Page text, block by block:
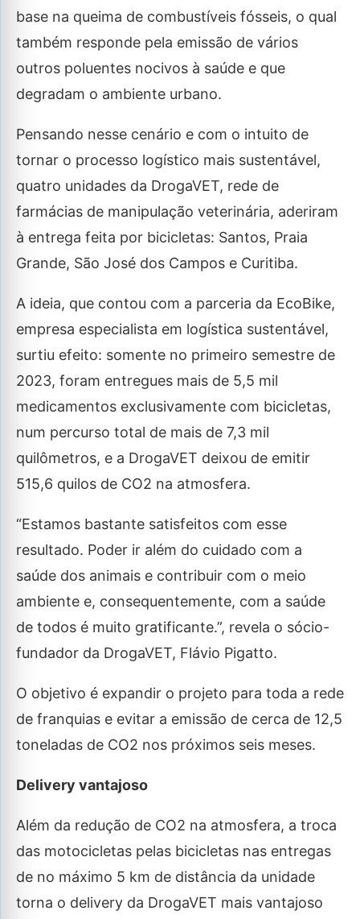
base na queima de combustíveis fósseis, o qual
também responde pela emissão de vários
outros poluentes nocivos à saúde e que
degradam o ambiente urbano.
Pensando nesse cenário e com o intuito de
tornar o processo logístico mais sustentável,
quatro unidades da DrogaVET, rede de
farmácias de manipulação veterinária, aderiram
à entrega feita por bicicletas: Santos, Praia
Grande, São José dos Campos e Curitiba.
A ideia, que contou com a parceria da EcoBike,
empresa especialista em logística sustentável,
surtiu efeito: somente no primeiro semestre de
2023, foram entregues mais de 5,5 mil
medicamentos exclusivamente com bicicletas,
num percurso total de mais de 7,3 mil
quilômetros, e a DrogaVET deixou de emitir
515,6 quilos de CO2 na atmosfera.
“Estamos bastante satisfeitos com esse
resultado. Poder ir além do cuidado com a
saúde dos animais e contribuir com o meio
ambiente e, consequentemente, com a saúde
de todos é muito gratificante.”, revela o sócio-
fundador da DrogaVET, Flávio Pigatto.
O objetivo é expandir o projeto para toda a rede
de franquias e evitar a emissão de cerca de 12,5
toneladas de CO2 nos próximos seis meses.
Delivery vantajoso
Além da redução de CO2 na atmosfera, a troca
das motocicletas pelas bicicletas nas entregas
de no máximo 5 km de distância da unidade
torna o delivery da DrogaVET mais vantajoso